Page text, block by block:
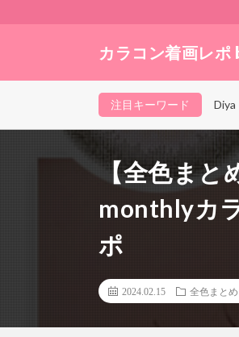
カラコン着画レポ
注目キーワード Diya
【全色まと
monthlyカ
ポ
2024.02.15 全色まとめ